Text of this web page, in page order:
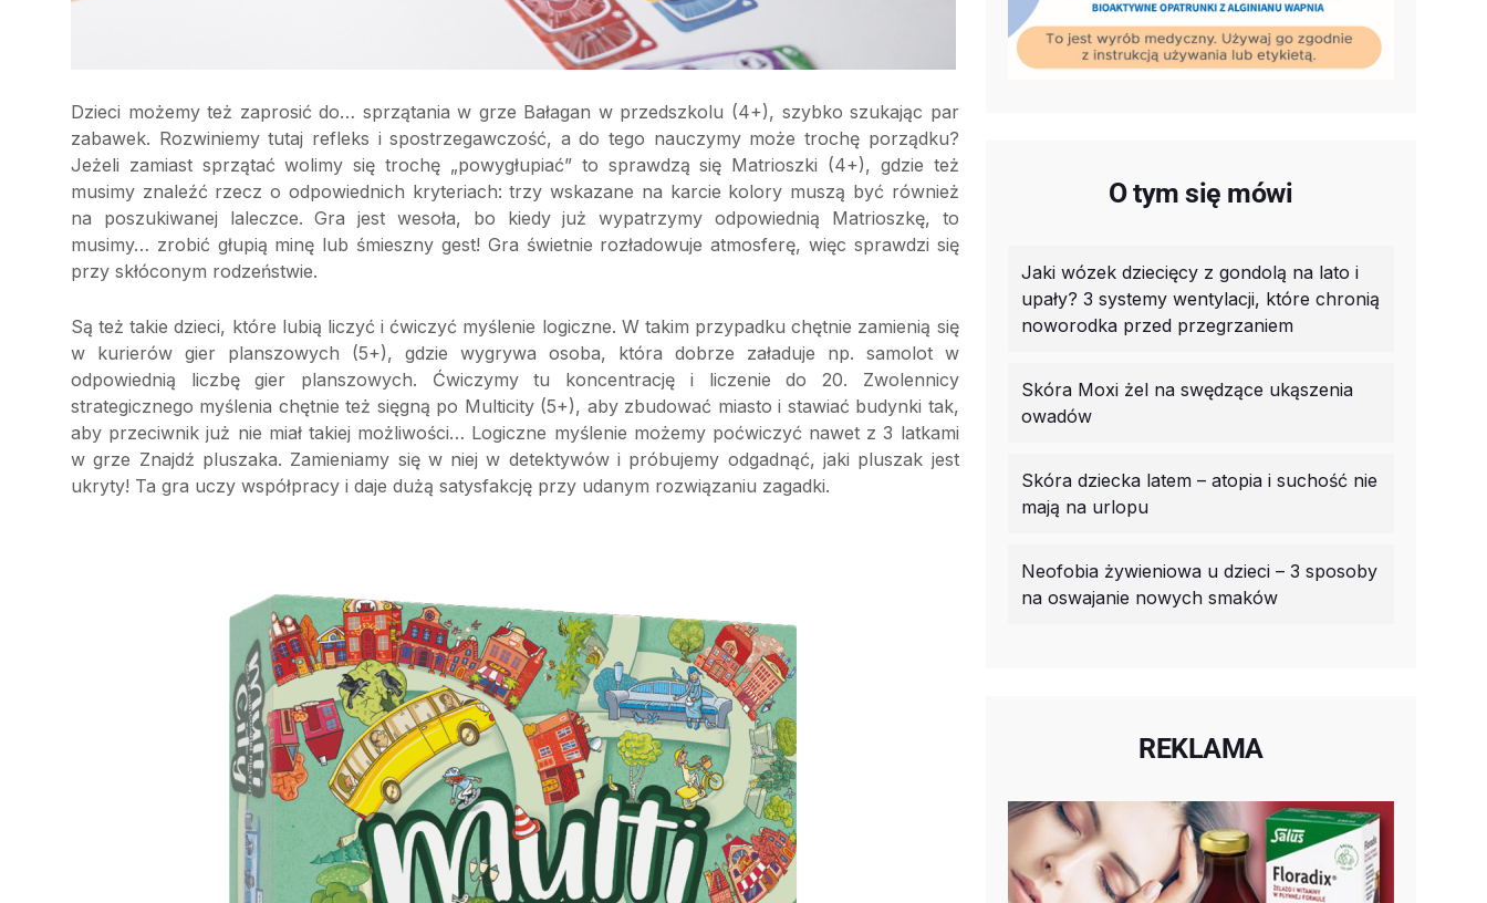
Dzieci możemy też zaprosić do… sprzątania w grze Bałagan w przedszkolu (4+), szybko szukając par
zabawek. Rozwiniemy tutaj refleks i spostrzegawczość, a do tego nauczymy może trochę porządku?
Jeżeli zamiast sprzątać wolimy się trochę „powygłupiać” to sprawdzą się Matrioszki (4+), gdzie też
musimy znaleźć rzecz o odpowiednich kryteriach: trzy wskazane na karcie kolory muszą być również
na poszukiwanej laleczce. Gra jest wesoła, bo kiedy już wypatrzymy odpowiednią Matrioszkę, to
musimy… zrobić głupią minę lub śmieszny gest! Gra świetnie rozładowuje atmosferę, więc sprawdzi się
przy skłóconym rodzeństwie.
Są też takie dzieci, które lubią liczyć i ćwiczyć myślenie logiczne. W takim przypadku chętnie zamienią się
w kurierów gier planszowych (5+), gdzie wygrywa osoba, która dobrze załaduje np. samolot w
odpowiednią liczbę gier planszowych. Ćwiczymy tu koncentrację i liczenie do 20. Zwolennicy
strategicznego myślenia chętnie też sięgną po Multicity (5+), aby zbudować miasto i stawiać budynki tak,
aby przeciwnik już nie miał takiej możliwości… Logiczne myślenie możemy poćwiczyć nawet z 3 latkami
w grze Znajdź pluszaka. Zamieniamy się w niej w detektywów i próbujemy odgadnąć, jaki pluszak jest
ukryty! Ta gra uczy współpracy i daje dużą satysfakcję przy udanym rozwiązaniu zagadki.
O tym się mówi
Jaki wózek dziecięcy z gondolą na lato i
upały? 3 systemy wentylacji, które chronią
noworodka przed przegrzaniem
Skóra Moxi żel na swędzące ukąszenia
owadów
Skóra dziecka latem – atopia i suchość nie
mają na urlopu
Neofobia żywieniowa u dzieci – 3 sposoby
na oswajanie nowych smaków
REKLAMA